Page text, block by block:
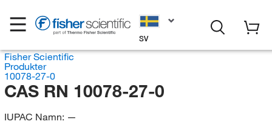
SV
Fisher Scientific
Produkter
10078-27-0
CAS RN 10078-27-0
IUPAC Namn: —